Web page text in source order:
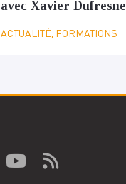
avec Xavier Dufresne
ACTUALITÉ, FORMATIONS